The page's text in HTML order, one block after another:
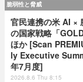
脆弱性と脅威
官民連携の米 AI ×
の国家戦略「
ほか [Scan
ly Executive
年7月度]
2026.8.6 Thu 8:15